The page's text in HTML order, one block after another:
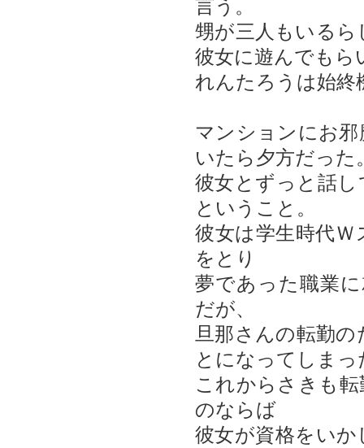
言う。
甥が三人もいる
彼女に遊んでもら
れんたろうは始終
マンションにお
いたら夕方だった
彼女とずっと話
ということ。
彼女は学生時代
をとり
夢であった職業
だが、
旦那さんの転勤
とになってしまっ
これからさきも
のならば
彼女が資格をい